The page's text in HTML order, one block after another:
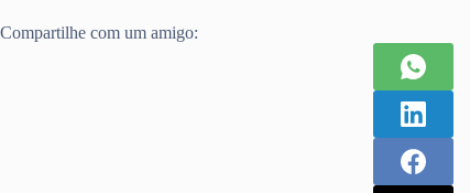
Compartilhe com um amigo: